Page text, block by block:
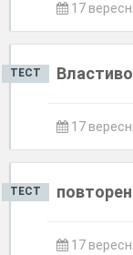
17
ТЕСТ
17
ТЕСТ
17